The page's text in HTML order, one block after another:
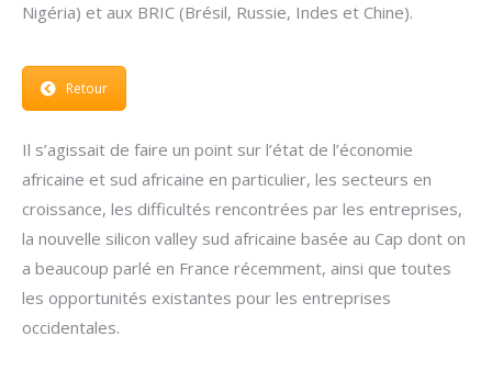
Nigéria) et aux BRIC (Brésil, Russie, Indes et Chine).
Retour
Il s’agissait de faire un point sur l’état de l’économie
africaine et sud africaine en particulier, les secteurs en
croissance, les difficultés rencontrées par les entreprises,
la nouvelle silicon valley sud africaine basée au Cap dont on
a beaucoup parlé en France récemment, ainsi que toutes
les opportunités existantes pour les entreprises
occidentales.